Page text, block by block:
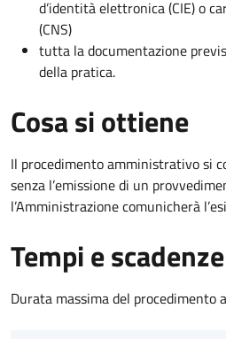
d’identità elettronica (CIE) o
(CNS)
tutta la documentazione
della pratica.
Cosa si ottiene
Il procedimento amministrativo si
senza l’emissione di un
l’Amministrazione comunicherà
Tempi e scadenze
Durata massima del